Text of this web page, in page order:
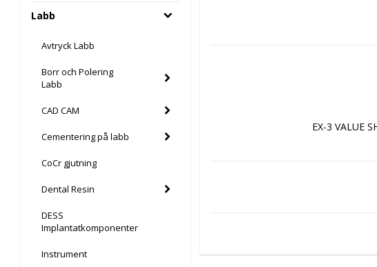
Labb
Avtryck Labb
Borr och Polering
Labb
CAD CAM
Cementering på labb
CoCr gjutning
Dental Resin
DESS
Implantatkomponenter
Instrument
EX-3 VALUE